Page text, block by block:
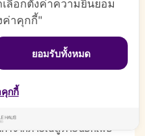
คัญอย่างไร?
ามสวยงามภายนอก แต่คือ
มสุขสำหรับทุกคน ช่วย
รกพบ ซึ่งจำเป็นอย่างยิ่ง
อกจากนี้ยังช่วยให้ปรับตัว
าจากภายในสู่ภายนอกเพื่อ
ลือกตั้งค่าความยินยอม
ค่าคุกกี้"
ยอมรับทั้งหมด
กกี้